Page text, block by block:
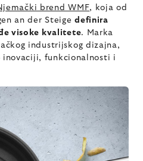
brend WMF, koja od
an der Steigedefinira
visoke kvalitete. Marka
industrijskog dizajna,
inovaciji, funkcionalnosti i